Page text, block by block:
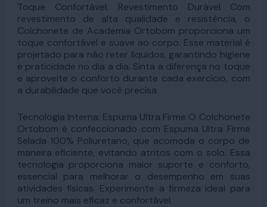
Toque Confortável: Revestimento Durável Com
revestimento de alta qualidade e resistência, o
Colchonete de Academia Ortobom proporciona um
toque confortável e suave ao corpo. Esse material é
projetado para não reter líquidos, garantindo higiene
e praticidade no dia a dia. Sinta a diferença no toque
e aproveite o conforto durante cada exercício, com
a durabilidade que você precisa.
Tecnologia Interna: Espuma Ultra Firme O Colchonete
Ortobom é confeccionado com Espuma Ultra Firme
Selada 100% Poliuretano, que acomoda o corpo de
maneira eficiente, evitando atritos com o solo. Essa
tecnologia proporciona maior suporte e conforto,
essencial para melhorar o desempenho em suas
atividades físicas. Experimente a firmeza ideal para
um treino mais eficaz e confortável.